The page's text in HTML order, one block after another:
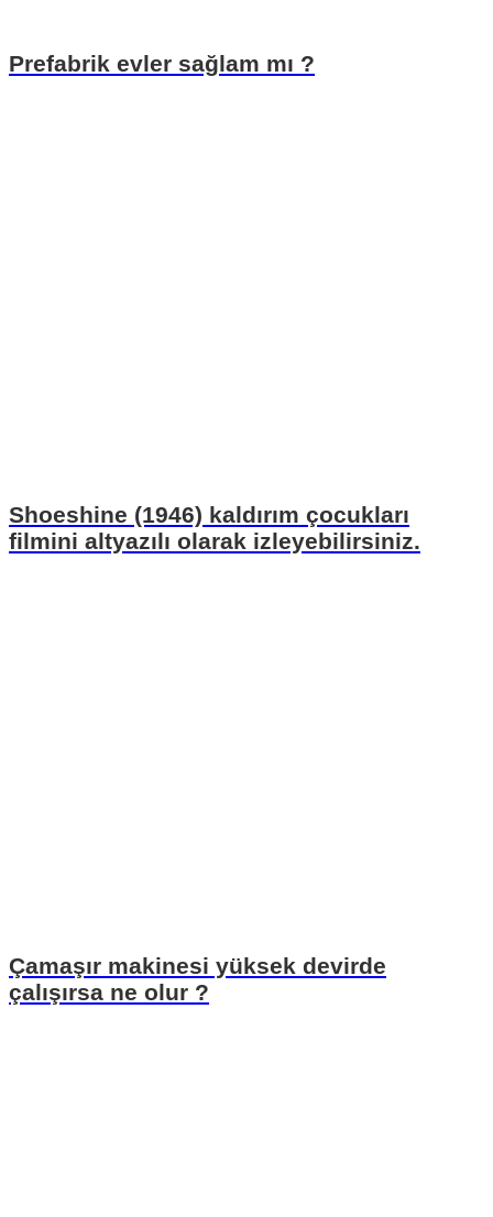
Prefabrik evler sağlam mı ?
Shoeshine (1946) kaldırım çocukları
filmini altyazılı olarak izleyebilirsiniz.
Çamaşır makinesi yüksek devirde
çalışırsa ne olur ?